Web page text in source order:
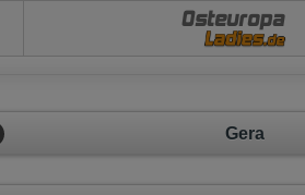
Osteuropa
Gera